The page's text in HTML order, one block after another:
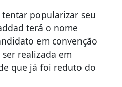
popularizar seu
terá o nome
em convenção
realizada em
que já foi reduto do